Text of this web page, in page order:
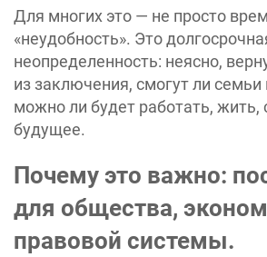
Для многих это — не просто
«неудобность». Это
неопределенность: неясно,
из заключения, смогут ли семьи
можно ли будет работать, жить,
будущее.
Почему это важно:
для общества,
правовой системы.